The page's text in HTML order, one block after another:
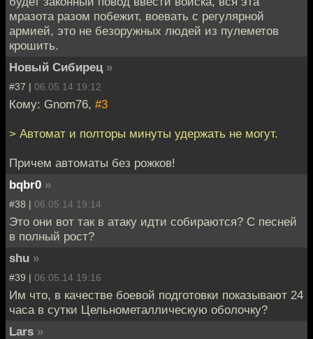
мразота разом побежит, воевать с регулярной
армией, это не безоружных людей из пулеметов
крошить.
Новый Сибирец »
#37 | 06.05.14 19:12
Кому: Gnom76, #3
> Автомат и полторы минуты удержать не могут.
Причем автоматы без рожков!
bqbr0 »
#38 | 06.05.14 19:14
Это они вот так в атаку идти собираются? С песней
в полный рост?
shu »
#39 | 06.05.14 19:16
Им что, в качестве боевой подготовки показывают 24
часа в сутки Цельнометаллическую оболочку?
Lars »